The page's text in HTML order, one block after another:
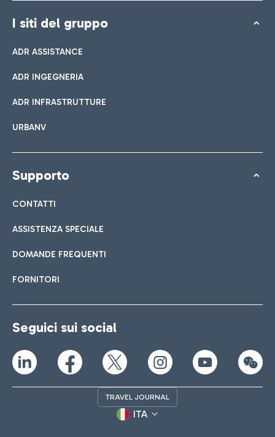
I siti del gruppo
ADR ASSISTANCE
ADR INGEGNERIA
ADR INFRASTRUTTURE
URBANV
Supporto
CONTATTI
ASSISTENZA SPECIALE
DOMANDE FREQUENTI
FORNITORI
Seguici sui social
TRAVEL JOURNAL
ITA